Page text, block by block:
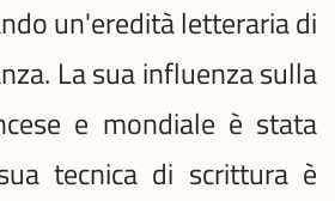
un'eredità letteraria di
La sua influenza sulla
e mondiale è stata
tecnica di scrittura è